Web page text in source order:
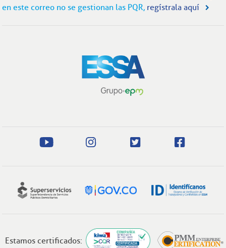
en este correo no se gestionan las PQR, regístrala aquí
Estamos certificados: